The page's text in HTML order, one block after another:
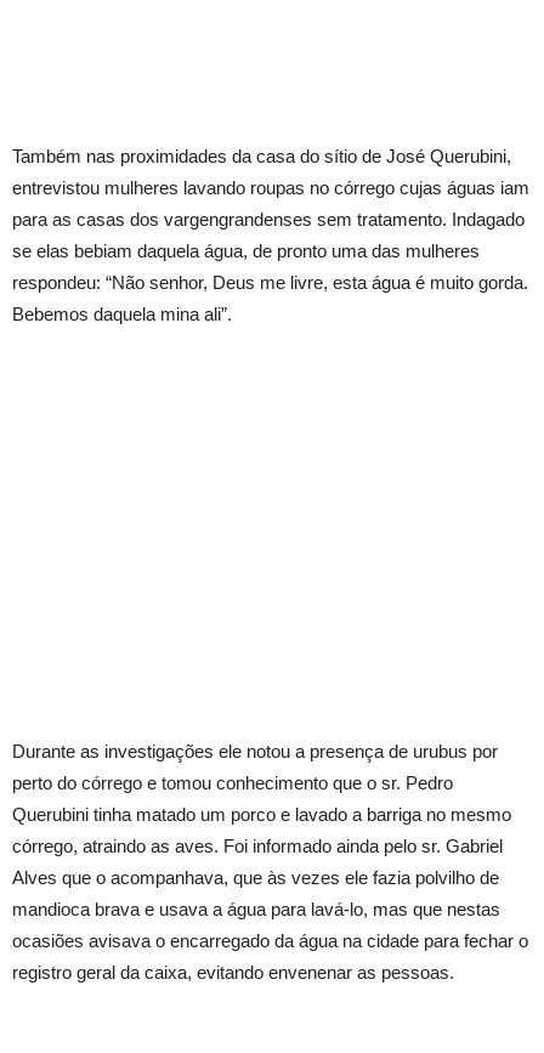
Também nas proximidades da casa do sítio de José Querubini,
entrevistou mulheres lavando roupas no córrego cujas águas iam
para as casas dos vargengrandenses sem tratamento. Indagado
se elas bebiam daquela água, de pronto uma das mulheres
respondeu: “Não senhor, Deus me livre, esta água é muito gorda.
Bebemos daquela mina ali”.
Durante as investigações ele notou a presença de urubus por
perto do córrego e tomou conhecimento que o sr. Pedro
Querubini tinha matado um porco e lavado a barriga no mesmo
córrego, atraindo as aves. Foi informado ainda pelo sr. Gabriel
Alves que o acompanhava, que às vezes ele fazia polvilho de
mandioca brava e usava a água para lavá-lo, mas que nestas
ocasiões avisava o encarregado da água na cidade para fechar o
registro geral da caixa, evitando envenenar as pessoas.